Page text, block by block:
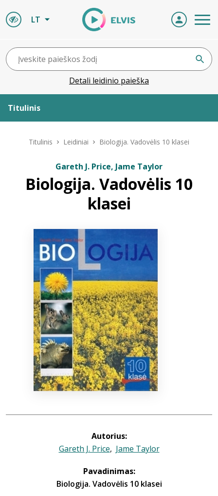
LT
Detali leidinio paieška
Titulinis
ELVIS atvyksta
Bibliotekoms
+370 667 80 541
info@elvislab.lt
Titulinis Leidiniai Biologija. Vadovėlis 10 klasei
Gareth J. Price, Jame Taylor
Biologija. Vadovėlis 10
klasei
Autorius:
Gareth J. Price, Jame Taylor
Pavadinimas:
Biologija. Vadovėlis 10 klasei